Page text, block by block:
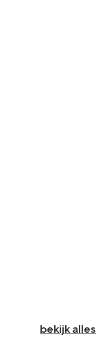
bekijk alles